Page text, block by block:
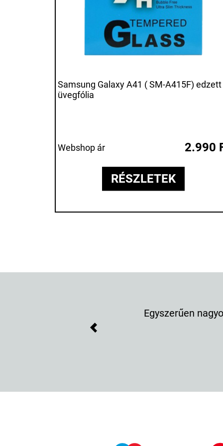
Samsung Galaxy A41 ( SM-A415F) edzett
üvegfólia
Webshop ár 2.990
RÉSZLETEK
Egyszerűen
Previous